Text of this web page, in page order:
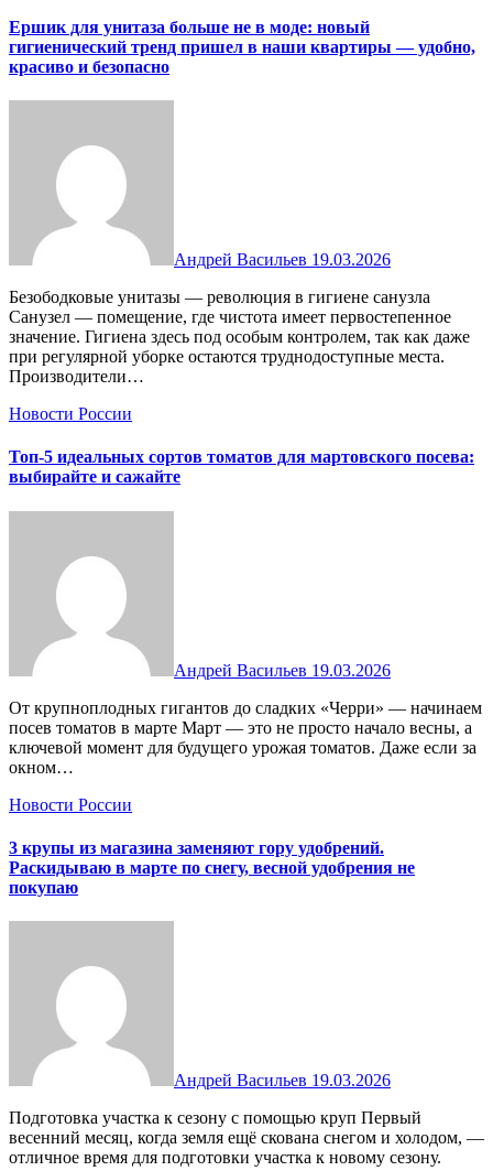
Ершик для унитаза больше не в моде: новый
гигиенический тренд пришел в наши квартиры — удобно,
красиво и безопасно
Андрей Васильев 19.03.2026
Безободковые унитазы — революция в гигиене санузла
Санузел — помещение, где чистота имеет первостепенное
значение. Гигиена здесь под особым контролем, так как даже
при регулярной уборке остаются труднодоступные места.
Производители…
Новости России
Топ-5 идеальных сортов томатов для мартовского посева:
выбирайте и сажайте
Андрей Васильев 19.03.2026
От крупноплодных гигантов до сладких «Черри» — начинаем
посев томатов в марте Март — это не просто начало весны, а
ключевой момент для будущего урожая томатов. Даже если за
окном…
Новости России
3 крупы из магазина заменяют гору удобрений.
Раскидываю в марте по снегу, весной удобрения не
покупаю
Андрей Васильев 19.03.2026
Подготовка участка к сезону с помощью круп Первый
весенний месяц, когда земля ещё скована снегом и холодом, —
отличное время для подготовки участка к новому сезону.